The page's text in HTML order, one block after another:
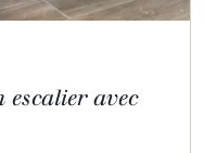
escalier avec